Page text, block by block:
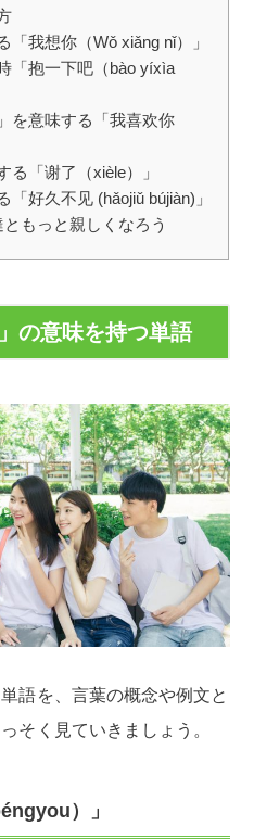
「我想你（Wǒ xiǎng nǐ）」
「抱一下吧（bào yíxìa
を意味する「我喜欢你
る「谢了（xièle）」
好久不见 (hǎojiǔ bújiàn)」
もっと親しくなろう
の意味を持つ単語
語を、言葉の概念や例文と
そく見ていきましょう。
）」